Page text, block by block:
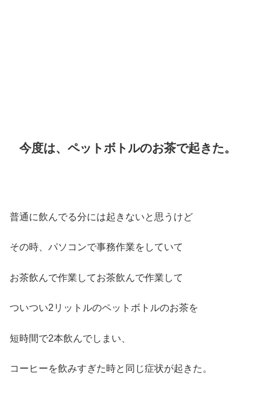
今度は、ペットボトルのお茶で起きた。
普通に飲んでる分には起きないと思うけど
その時、パソコンで事務作業をしていて
お茶飲んで作業してお茶飲んで作業して
ついつい2リットルのペットボトルのお茶を
短時間で2本飲んでしまい、
コーヒーを飲みすぎた時と同じ症状が起きた。